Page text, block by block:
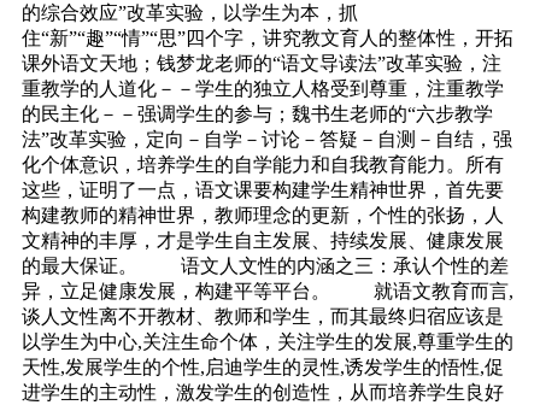
的综合效应”改革实验，以学生为本，抓
住“新”“趣”“情”“思”四个字，讲究教文育人的整体性，开拓
课外语文天地；钱梦龙老师的“语文导读法”改革实验，注
重教学的人道化－－学生的独立人格受到尊重，注重教学
的民主化－－强调学生的参与；魏书生老师的“六步教学
法”改革实验，定向－自学－讨论－答疑－自测－自结，强
化个体意识，培养学生的自学能力和自我教育能力。所有
这些，证明了一点，语文课要构建学生精神世界，首先要
构建教师的精神世界，教师理念的更新，个性的张扬，人
文精神的丰厚，才是学生自主发展、持续发展、健康发展
的最大保证。 语文人文性的内涵之三：承认个性的差
异，立足健康发展，构建平等平台。 就语文教育而言,
谈人文性离不开教材、教师和学生，而其最终归宿应该是
以学生为中心,关注生命个体，关注学生的发展,尊重学生的
天性,发展学生的个性,启迪学生的灵性,诱发学生的悟性,促
进学生的主动性，激发学生的创造性，从而培养学生良好